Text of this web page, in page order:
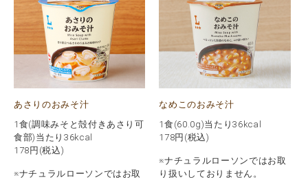
あさりのおみそ汁
1食(調味みそと殻付きあさり可
食部)当たり36kcal
178 円(税込)
※ナチュラルローソンではお取
なめこのおみそ汁
1食(60.0g)当たり36kcal
178円(税込)
※ナチュラルローソンではお取
り扱いしておりません。